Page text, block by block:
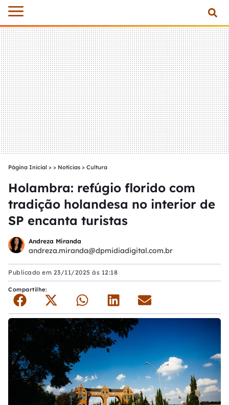
Página Inicial > Notícias > Cultura
Holambra: refúgio florido com
tradição holandesa no interior de
SP encanta turistas
Andreza Miranda
andreza.miranda@dpmidiadigital.com.br
Publicado em 23/11/2025 às 12:18
Compartilhe: